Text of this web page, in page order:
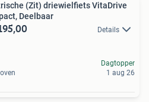
(Zit) driewielfiets VitaDrive
Deelbaar
Details
Dagtopper
1 aug 26